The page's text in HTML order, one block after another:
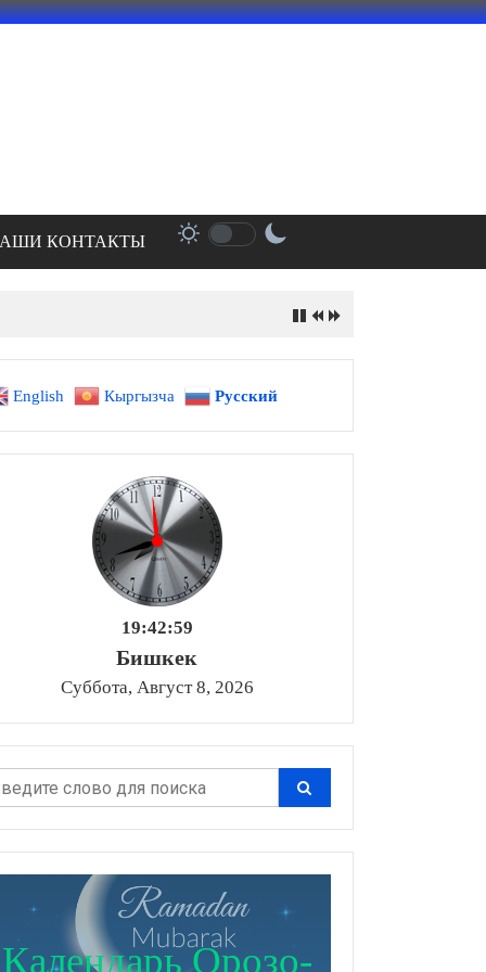
КОНТАКТЫ
English Кыргызча Русский
19:43:00
Бишкек
Суббота, Август 8, 2026
Календарь Орозо-